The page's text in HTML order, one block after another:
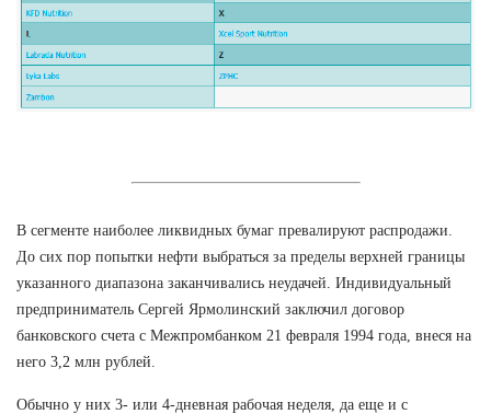
В сегменте наиболее ликвидных бумаг превалируют распродажи.
До сих пор попытки нефти выбраться за пределы верхней границы
указанного диапазона заканчивались неудачей. Индивидуальный
предприниматель Сергей Ярмолинский заключил договор
банковского счета с Межпромбанком 21 февраля 1994 года, внеся на
него 3,2 млн рублей.
Обычно у них 3- или 4-дневная рабочая неделя, да еще и с